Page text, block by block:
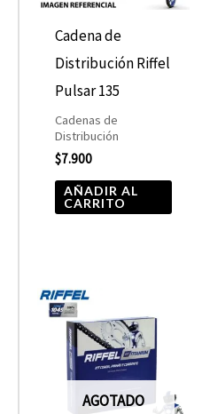
Cadena de
Distribución Riffel
Pulsar 135
Cadenas de
Distribución
$7.900
AÑADIR AL
CARRITO
AGOTADO